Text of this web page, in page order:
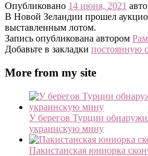
Опубликовано 14 июня, 2021
В Новой Зеландии прошел
выставленным лотом.
Запись опубликована автором
Добавьте в закладки постоянную
More from my site
У берегов Турции
украинскую мину
Пакистанская юниорка